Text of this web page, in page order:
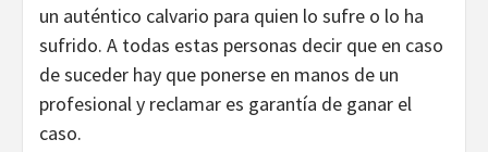
un auténtico calvario para quien lo sufre o lo ha
sufrido. A todas estas personas decir que en caso
de suceder hay que ponerse en manos de un
profesional y reclamar es garantía de ganar el
caso.